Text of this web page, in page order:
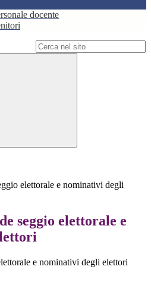
docente
elettorale e nominativi degli
seggio elettorale e
e nominativi degli elettori